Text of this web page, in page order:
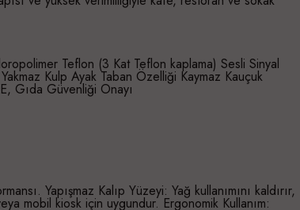
Teflon (3 Kat Teflon kaplama) Sesli Sinyal
Kulp Ayak Taban Özelliği Kaymaz Kauçuk
Gıda Güvenliği Onayı
Yapışmaz Kalıp Yüzeyi: Yağ kullanımını kaldırır,
mobil kiosk için uygundur. Ergonomik Kullanım: